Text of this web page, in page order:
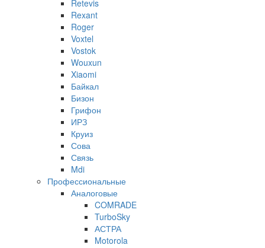
Retevis
Rexant
Roger
Voxtel
Vostok
Wouxun
Xiaomi
Байкал
Бизон
Грифон
ИРЗ
Круиз
Сова
Связь
Mdi
Профессиональные
Аналоговые
COMRADE
TurboSky
АСТРА
Motorola